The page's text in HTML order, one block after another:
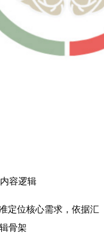
容逻辑
定位核心需求，依据汇
骨架